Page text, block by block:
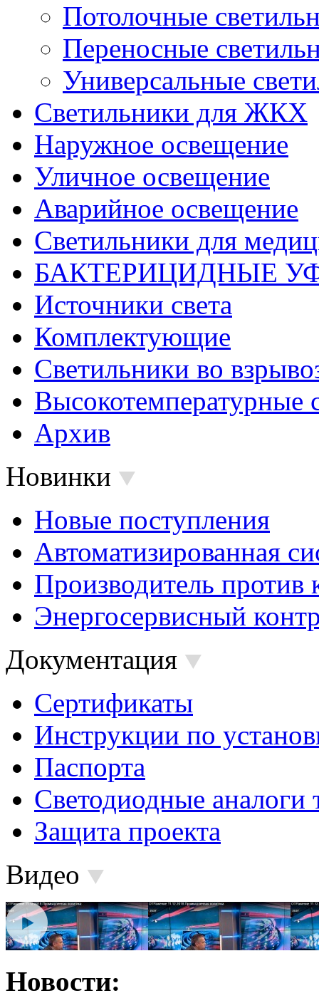
Потолочные
Переносные
Универсальные
Светильники для ЖКХ
Наружное освещение
Уличное освещение
Аварийное освещение
Светильники для
БАКТЕРИЦИДНЫЕ
Источники света
Комплектующие
Светильники во
Высокотемпературные
Архив
Новинки
Новые поступления
Автоматизированная
Производитель против
Энергосервисный
Документация
Сертификаты
Инструкции по
Паспорта
Светодиодные аналоги
Защита проекта
Видео
Новости: